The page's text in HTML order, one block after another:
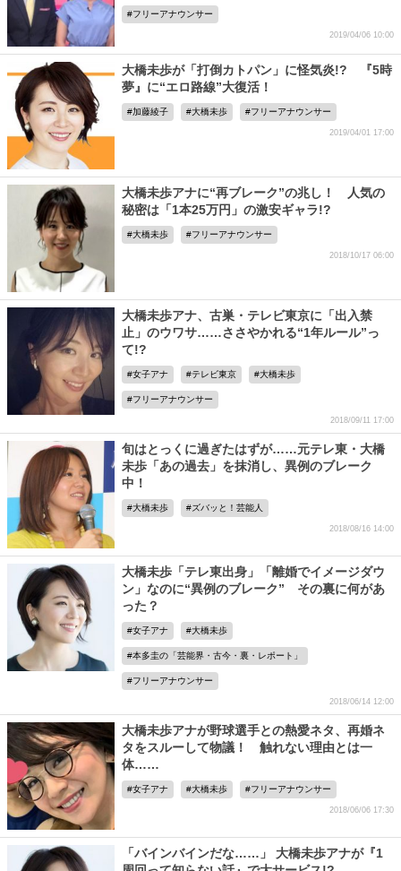
フリーアナウンサー
2019/04/06 10:00
大橋未歩が「打倒カトパン」に怪気炎!? 『5時
夢』に“エロ路線”大復活！
加藤綾子 大橋未歩 フリーアナウンサー
2019/04/01 17:00
大橋未歩アナに“再ブレーク”の兆し！ 人気の
秘密は「1本25万円」の激安ギャラ!?
大橋未歩 フリーアナウンサー
2018/10/17 06:00
大橋未歩アナ、古巣・テレビ東京に「出入禁
止」のウワサ……ささやかれる“1年ルール”っ
て!?
女子アナ テレビ東京 大橋未歩
フリーアナウンサー
2018/09/11 17:00
旬はとっくに過ぎたはずが……元テレ東・大橋
未歩「あの過去」を抹消し、異例のブレーク
中！
大橋未歩 ズバッと！芸能人
2018/08/16 14:00
大橋未歩「テレ東出身」「離婚でイメージダウ
ン」なのに“異例のブレーク” その裏に何があ
った？
女子アナ 大橋未歩
本多圭の「芸能界・古今・裏・レポート」
フリーアナウンサー
2018/06/14 12:00
大橋未歩アナが野球選手との熱愛ネタ、再婚ネ
タをスルーして物議！ 触れない理由とは一
体……
女子アナ 大橋未歩 フリーアナウンサー
2018/06/06 17:30
「バインバインだな……」 大橋未歩アナが『1